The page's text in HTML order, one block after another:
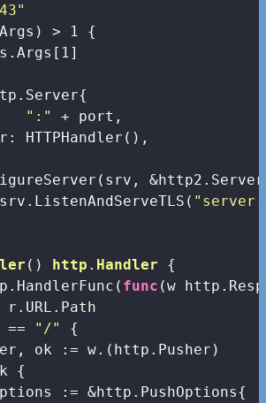
> 1
{
1 ]
":"
+ port,
HTTPHandler(),
() http . Handler {
func (w
r.URL.Path
== "/"
{
ok := w.(http.Pusher)
{
:= &http.PushOptions{